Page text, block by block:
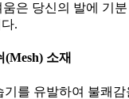
은 당신의 발에 기
.
소재
를 유발하여 불쾌